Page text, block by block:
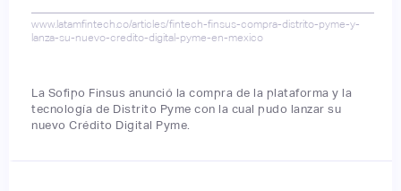
www.latamfintech.co/articles/fintech-finsus-compra-distrito-pyme-y-
lanza-su-nuevo-credito-digital-pyme-en-mexico
La Sofipo Finsus anunció la compra de la plataforma y la
tecnología de Distrito Pyme con la cual pudo lanzar su
nuevo Crédito Digital Pyme.